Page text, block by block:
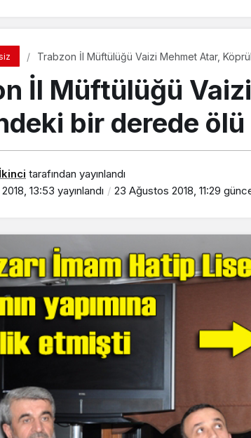
Trabzon İl Müftülüğü Vaizi Mehmet Atar,
İl Müftülüğü
bir derede
tarafından yayınlandı
2018, 13:53 yayınlandı 23 Ağustos 2018, 11:29